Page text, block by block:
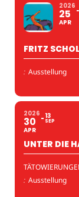
2026
25
APR
FRITZ
: Ausstellung
2026
30
APR
13
SEP
UNTER DIE
: Ausstellung